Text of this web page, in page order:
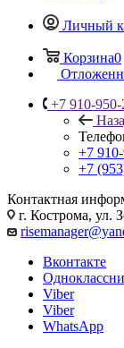
Личный
Корзина0
+7 910-
+7
+7
Контактная
г. Кострома, ул.
Вконтакте
Viber
Viber
WhatsApp